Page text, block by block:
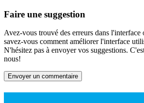
Faire une suggestion
Avez-vous trouvé des erreurs dans l'interface
savez-vous comment améliorer l'interface
N'hésitez pas à envoyer vos suggestions.
nous!
Envoyer un commentaire